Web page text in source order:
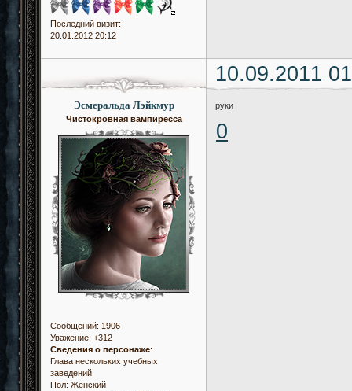
Последний визит:
20.01.2012 20:12
10.09.2011
Эсмеральда Лэйкмур
Чистокровная вампиресса
Сообщений: 1906
Уважение: +312
Сведения о персонаже:
Глава нескольких учебных
заведений
Пол: Женский
руки
0